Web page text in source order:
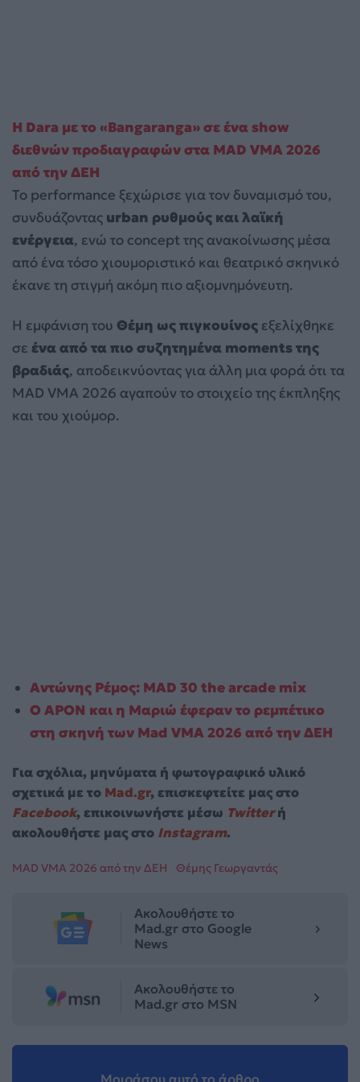
Η Dara με το «Bangaranga» σε ένα show
διεθνών προδιαγραφών στα MAD VMA 2026
από την ΔΕΗ
Το performance ξεχώρισε για τον δυναμισμό του,
συνδυάζοντας urban ρυθμούς και λαϊκή
ενέργεια, ενώ το concept της ανακοίνωσης μέσα
από ένα τόσο χιουμοριστικό και θεατρικό σκηνικό
έκανε τη στιγμή ακόμη πιο αξιομνημόνευτη.
Η εμφάνιση του Θέμη ως πιγκουίνος εξελίχθηκε
σε ένα από τα πιο συζητημένα moments της
βραδιάς, αποδεικνύοντας για άλλη μια φορά ότι τα
MAD VMA 2026 αγαπούν το στοιχείο της έκπληξης
και του χιούμορ.
Αντώνης Ρέμος: MAD 30 the arcade mix
Ο APON και η Μαριώ έφεραν το ρεμπέτικο
στη σκηνή των Mad VMA 2026 από την ΔΕΗ
Για σχόλια, μηνύματα ή φωτογραφικό υλικό
σχετικά με το Mad.gr, επισκεφτείτε μας στο
Facebook, επικοινωνήστε μέσω Twitterή
ακολουθήστε μας στο Instagram.
MAD VMA 2026 από την ΔΕΗ Θέμης Γεωργαντάς
Ακολουθήστε το
Mad.gr στο Google
News
Ακολουθήστε το
Mad.gr στο MSN
Μοιράσου αυτό το άρθρο